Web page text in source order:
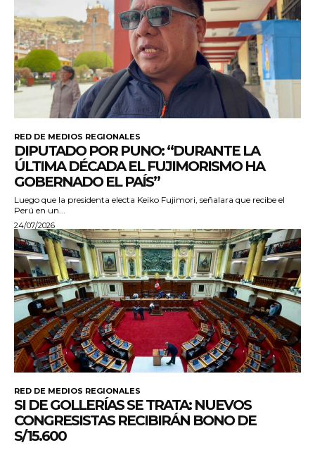
RED DE MEDIOS REGIONALES
DIPUTADO POR PUNO: “DURANTE LA
ÚLTIMA DÉCADA EL FUJIMORISMO HA
GOBERNADO EL PAÍS”
Luego que la presidenta electa Keiko Fujimori, señalara que recibe el
Perú en un...
24/07/2026
RED DE MEDIOS REGIONALES
SI DE GOLLERÍAS SE TRATA: NUEVOS
CONGRESISTAS RECIBIRÁN BONO DE
S/15.600